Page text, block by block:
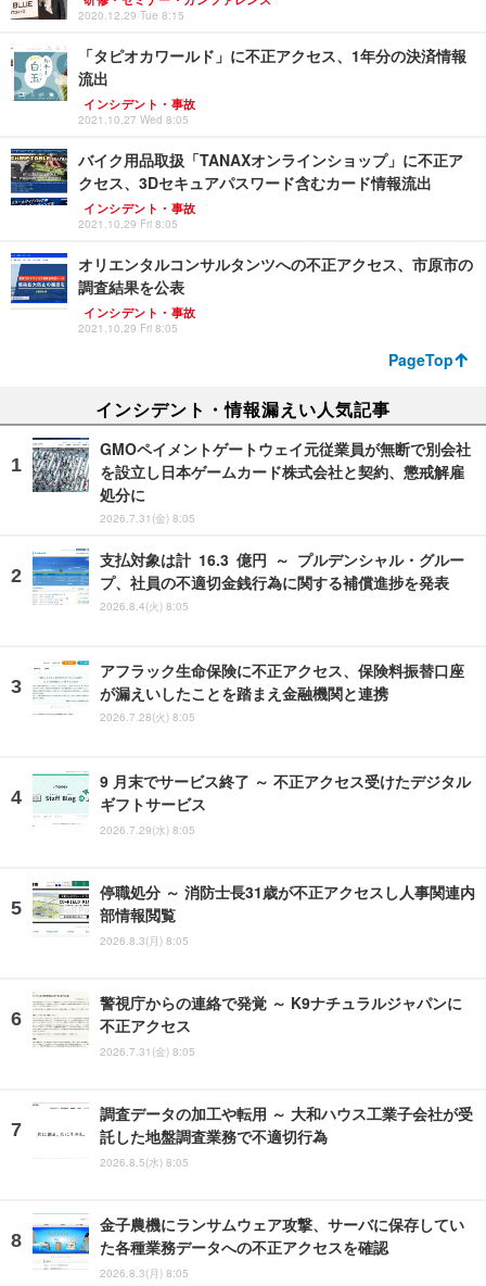
2020.12.29 Tue 8:15
「タピオカワールド」に不正アクセス、1年分の決済情報
流出
インシデント・事故
2021.10.27 Wed 8:05
バイク用品取扱「TANAXオンラインショップ」に不正ア
クセス、3Dセキュアパスワード含むカード情報流出
インシデント・事故
2021.10.29 Fri 8:05
オリエンタルコンサルタンツへの不正アクセス、市原市の
調査結果を公表
インシデント・事故
2021.10.29 Fri 8:05
PageTop
インシデント・情報漏えい人気記事
GMOペイメントゲートウェイ元従業員が無断で別会社
を設立し日本ゲームカード株式会社と契約、懲戒解雇
処分に
2026.7.31(金) 8:05
支払対象は計 16.3 億円 ～ プルデンシャル・グルー
プ、社員の不適切金銭行為に関する補償進捗を発表
2026.8.4(火) 8:05
アフラック生命保険に不正アクセス、保険料振替口座
が漏えいしたことを踏まえ金融機関と連携
2026.7.28(火) 8:05
9 月末でサービス終了 ～ 不正アクセス受けたデジタル
ギフトサービス
2026.7.29(水) 8:05
停職処分 ～ 消防士長31歳が不正アクセスし人事関連内
部情報閲覧
2026.8.3(月) 8:05
警視庁からの連絡で発覚 ～ K9ナチュラルジャパンに
不正アクセス
2026.7.31(金) 8:05
調査データの加工や転用 ～ 大和ハウス工業子会社が受
託した地盤調査業務で不適切行為
2026.8.5(水) 8:05
金子農機にランサムウェア攻撃、サーバに保存してい
た各種業務データへの不正アクセスを確認
2026.8.3(月) 8:05